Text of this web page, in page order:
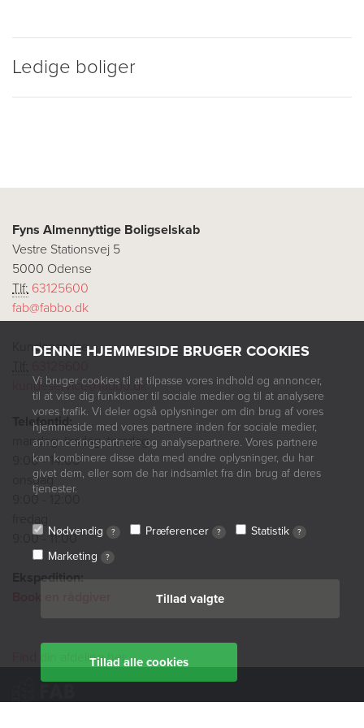
DENNE HJEMMESIDE BRUGER COOKIES
Vi bruger cookies til at tilpasse vores indhold og annoncer,
til at vise dig funktioner til sociale medier og til at analysere
vores trafik. Vi deler også oplysninger om din brug af vores
hjemmeside med vores partnere inden for sociale medier,
annonceringspartnere og analysepartnere. Vores partnere
kan kombinere disse data med andre oplysninger, du har
givet dem, eller som de har indsamlet fra din brug af deres
tjenester.
Nødvendig ? Præferencer ? Statistik ?
Marketing ?
Tillad valgte
Tillad alle cookies
Ledige boliger
Fyns Almennyttige Boligselskab
Vestre Stationsvej 5
5000 Odense
Tlf: 63125600
fab@fabbo.dk
Kundeservice
kundeservice@fabbo.dk
Telefontid:
mandag, tirsdag, torsdag
9:00 - 14:00
onsdag
9:00 - 12:00
9:00 - 11:00
Ekspedition:
Find din afdeling her
BoligØen